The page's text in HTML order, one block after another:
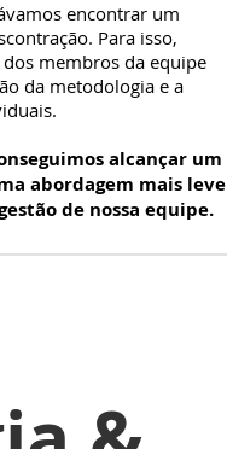
encontrar um
Para isso,
membros da equipe
da metodologia e a
alcançar um
abordagem mais
de nossa equipe.